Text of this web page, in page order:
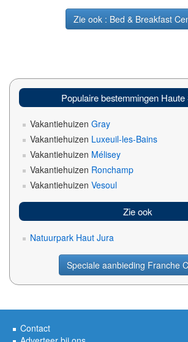
Zie ook : Bed & Breakfast
Populaire bestemmingen Haute
Vakantiehuizen Gray
Vakantiehuizen Luxeuil-les-Bains
Vakantiehuizen Mélisey
Vakantiehuizen Ronchamp
Vakantiehuizen Vesoul
Zie ook
Natuurpark Haut Jura
Speciale aanbieding Franche
Contact